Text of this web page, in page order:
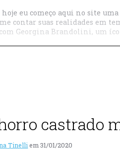
eu começo aqui no site
contar suas realidades em
Georgina Brandolini, um
castrado
Tinelli em 31/01/2020